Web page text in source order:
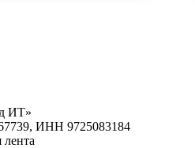
ИТ»
ИНН 9725083184
лента